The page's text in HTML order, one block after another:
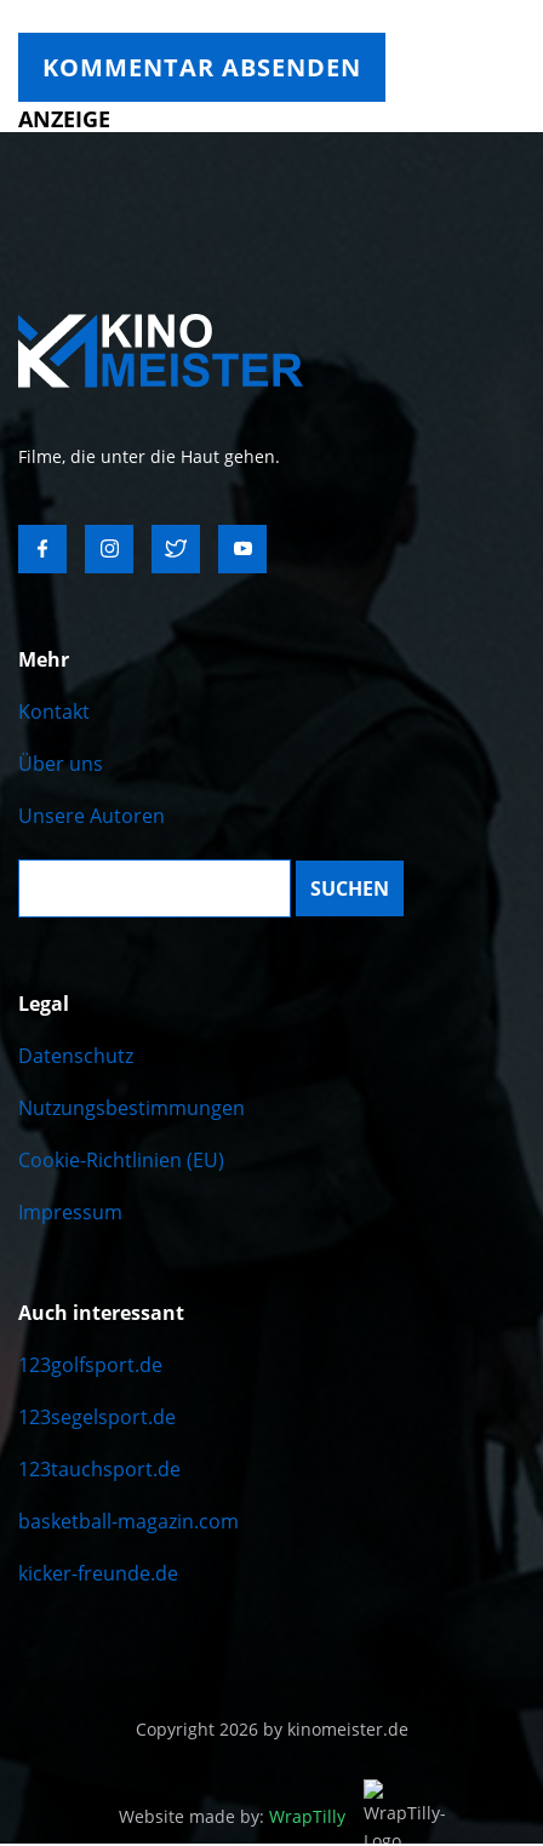
ANZEIGE
Filme, die unter die Haut gehen.
Mehr
Kontakt
Über uns
Unsere Autoren
Suche:
Legal
Datenschutz
Nutzungsbestimmungen
Cookie-Richtlinien (EU)
Impressum
Auch interessant
123golfsport.de
123segelsport.de
123tauchsport.de
basketball-magazin.com
kicker-freunde.de
Copyright 2026 by kinomeister.de
Website made by: WrapTilly